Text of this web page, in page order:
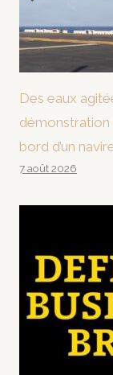
Des eaux
démonstration
bord d’un
7 août 2026